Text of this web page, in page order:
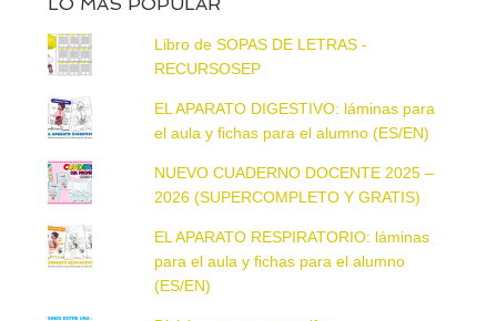
Libro de SOPAS DE LETRAS -
RECURSOSEP
EL APARATO DIGESTIVO: láminas para
el aula y fichas para el alumno (ES/EN)
NUEVO CUADERNO DOCENTE 2025 –
2026 (SUPERCOMPLETO Y GRATIS)
EL APARATO RESPIRATORIO: láminas
para el aula y fichas para el alumno
(ES/EN)